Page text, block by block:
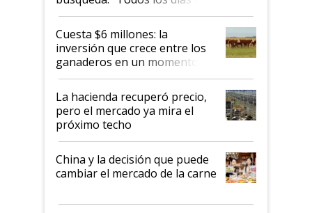
toca a algún productor”
Cuesta $6 millones: la
inversión que crece entre los
ganaderos en un momento
histórico para la actividad
La hacienda recuperó precio,
pero el mercado ya mira el
próximo techo
China y la decisión que puede
cambiar el mercado de la carne